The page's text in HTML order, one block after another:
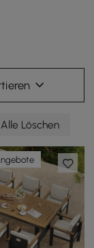
Alle Löschen